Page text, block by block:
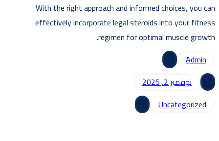
With the right approach and informed choices, you can
effectively incorporate legal steroids into your fitness
regimen for optimal muscle growth.
Admin
نوفمبر 2, 2025
Uncategorized